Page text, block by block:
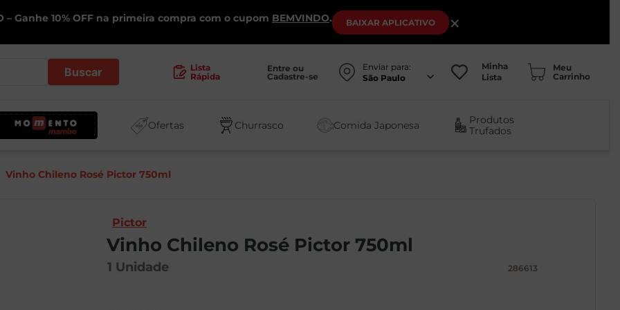
– Ganhe 10% OFF na primeira compra com o cupom BEMVINDO. BAIXAR APLICATIVO ×
Lista
Rápida
Entre ou
Cadastre-se
Enviar para:
São Paulo
Minha
Lista
Ofertas Churrasco Comida Japonesa
Produtos
Trufados
Vinho Chileno Rosé Pictor 750ml
Pictor
Vinho Chileno Rosé Pictor 750ml
1 Unidade 286613